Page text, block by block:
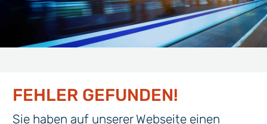
FEHLER GEFUNDEN!
Sie haben auf unserer Webseite einen